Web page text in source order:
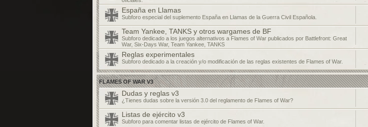
España en Llamas
Subforo especial del suplemento España en Llamas de la Guerra Civil Española.
Team Yankee, TANKS y otros wargames de BF
Subforo dedicado a los juegos alternativos a Flames of War publicados por Battlefront: Great
War, Six-Days War, Team Yankee, TANKS
Reglas experimentales
Subforo dedicado a la creación y/o modificación de las reglas existentes de Flames of War.
FLAMES OF WAR V3
Dudas y reglas v3
¿Tienes dudas sobre la versión 3.0 del reglamento de Flames of War?
Listas de ejército v3
Subforo para comentar listas de ejército de Flames of War.